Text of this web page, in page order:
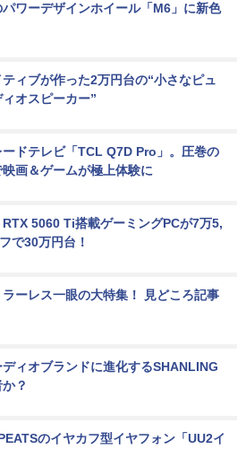
パワーデザインホイール「M6」に新色
ィブが作った2万円台の“小さなピュ
オスピーカー”
ドテレビ「TCL Q7D Pro」。圧巻の
画＆ゲームが極上体験に
RTX 5060 Ti搭載ゲーミングPCが7万5,
で30万円台！
ラーレス一眼の大特集！ 見どころ記事
ィオブランドに進化するSHANLING
？
のイヤカフ型イヤフォン「UU2イ